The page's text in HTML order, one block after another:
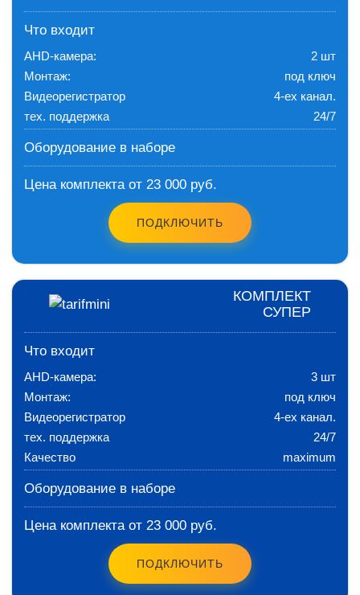
Что входит
AHD-камера:
2 шт
Монтаж:
под ключ
Видеорегистратор
4-ех канал.
тех. поддержка
24/7
Оборудование в наборе
Цена комплекта от 23 000 руб.
ПОДКЛЮЧИТЬ
КОМПЛЕКТ
СУПЕР
Что входит
AHD-камера:
3 шт
Монтаж:
под ключ
Видеорегистратор
4-ех канал.
тех. поддержка
24/7
Качество
maximum
Оборудование в наборе
Цена комплекта от 23 000 руб.
ПОДКЛЮЧИТЬ